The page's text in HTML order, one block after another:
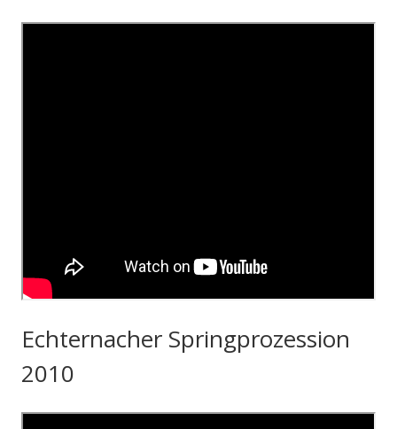
Echternacher Springprozession
2010